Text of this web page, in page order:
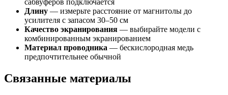
сабвуферов подключается
Длину — измерьте расстояние от магнитолы до
усилителя с запасом 30–50 см
Качество экранирования — выбирайте модели с
комбинированным экранированием
Материал проводника — бескислородная медь
предпочтительнее обычной
Связанные материалы